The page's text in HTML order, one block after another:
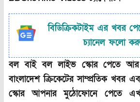
বিডিক্রিকটাইম এর খবর
চ্যানেল ফলো
বল বাই বল লাইভ স্কোর পেতে আর
বাংলাদেশ ক্রিকেটের সাম্প্রতিক খবর
স্কোর আপনার মুঠোফোনে পেতে